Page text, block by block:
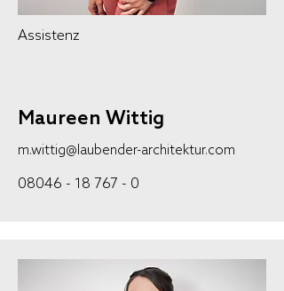
Assistenz
Maureen Wittig
m.wittig@laubender-architektur.com
08046 - 18 767 - 0